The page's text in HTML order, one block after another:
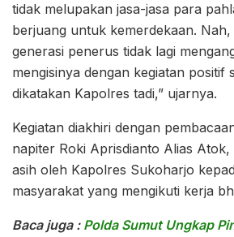
tidak melupakan jasa-jasa para
berjuang untuk kemerdekaan.
generasi penerus tidak lagi
mengisinya dengan kegiatan positif
dikatakan Kapolres tadi,” ujarnya.
Kegiatan diakhiri dengan
napiter Roki Aprisdianto Alias
asih oleh Kapolres Sukoharjo
masyarakat yang mengikuti kerja
Baca juga : Polda Sumut Ungkap